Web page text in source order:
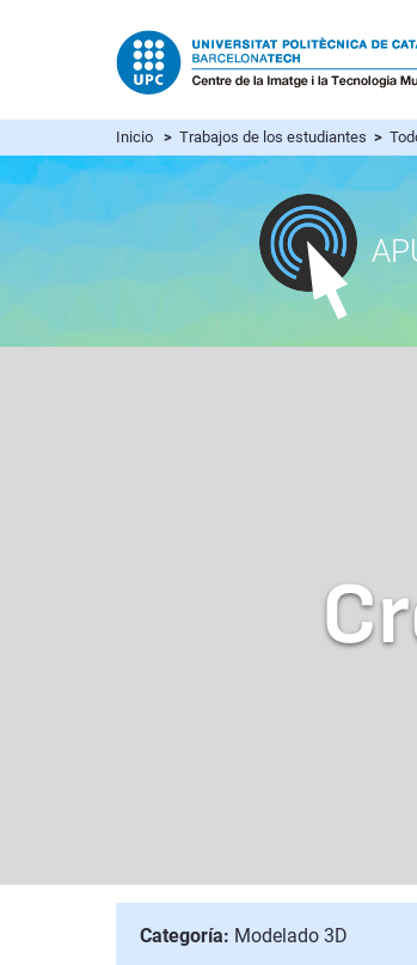
Inicio > Trabajos de los estudiantes >
Categoría: Modelado 3D